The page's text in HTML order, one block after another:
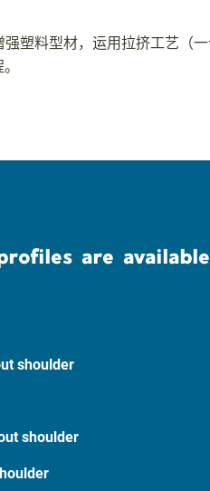
强塑料型材，运用拉挤工艺（
are
shoulder
shoulder